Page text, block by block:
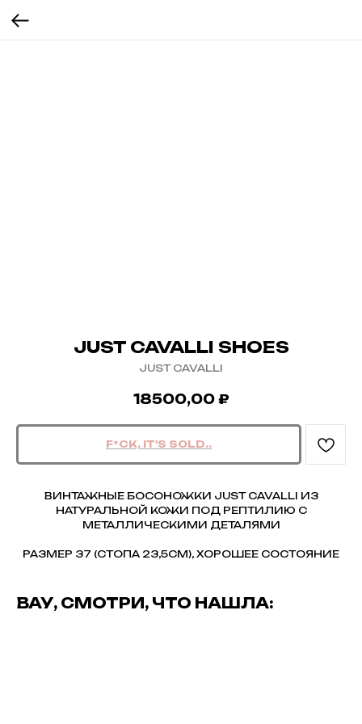
JUST CAVALLI SHOES
JUST CAVALLI
18500,00 ₽
ВИНТАЖНЫЕ БОСОНОЖКИ JUST CAVALLI ИЗ
НАТУРАЛЬНОЙ КОЖИ ПОД РЕПТИЛИЮ С
МЕТАЛЛИЧЕСКИМИ ДЕТАЛЯМИ
РАЗМЕР 37 (СТОПА 23,5СМ), ХОРОШЕЕ СОСТОЯНИЕ
ВАУ, СМОТРИ, ЧТО НАШЛА: